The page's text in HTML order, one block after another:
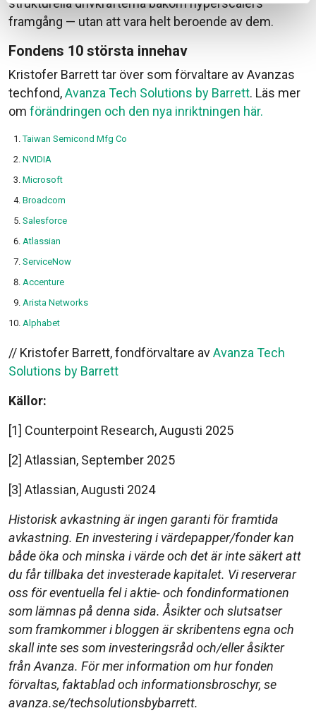
strukturella drivkrafterna bakom hyperscalers
framgång — utan att vara helt beroende av dem.
Fondens 10 största innehav
Kristofer Barrett tar över som förvaltare av Avanzas
techfond,Avanza Tech Solutions by Barrett. Läs mer
om förändringen och den nya inriktningen här.
Taiwan Semicond Mfg Co
NVIDIA
Microsoft
Broadcom
Salesforce
Atlassian
ServiceNow
Accenture
Arista Networks
Alphabet
// Kristofer Barrett, fondförvaltare avAvanza Tech
Solutions by Barrett
Källor:
[1] Counterpoint Research, Augusti 2025
[2] Atlassian, September 2025
[3] Atlassian, Augusti 2024
Historisk avkastning är ingen garanti för framtida
avkastning. En investering i värdepapper/fonder kan
både öka och minska i värde och det är inte säkert att
du får tillbaka det investerade kapitalet. Vi reserverar
oss för eventuella fel i aktie- och fondinformationen
som lämnas på denna sida. Åsikter och slutsatser
som framkommer i bloggen är skribentens egna och
skall inte ses som investeringsråd och/eller åsikter
från Avanza. För mer information om hur fonden
förvaltas, faktablad och informationsbroschyr, se
avanza.se/techsolutionsbybarrett.